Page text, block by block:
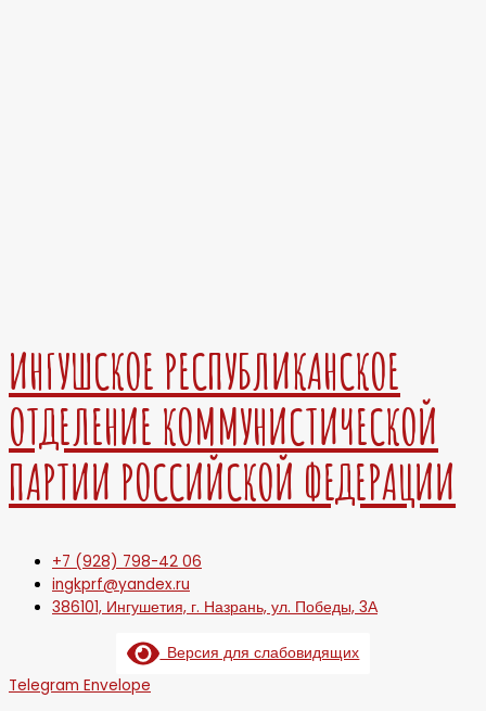
ИНГУШСКОЕ РЕСПУБЛИКАНСКОЕ
ОТДЕЛЕНИЕ КОММУНИСТИЧЕСКОЙ
ПАРТИИ РОССИЙСКОЙ ФЕДЕРАЦИИ
+7 (928) 798-42 06
ingkprf@yandex.ru
386101, Ингушетия, г. Назрань, ул. Победы, 3А
Версия для слабовидящих
Telegram Envelope